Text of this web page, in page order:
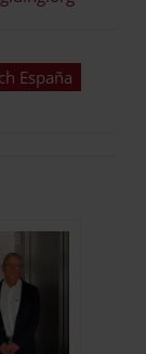
España